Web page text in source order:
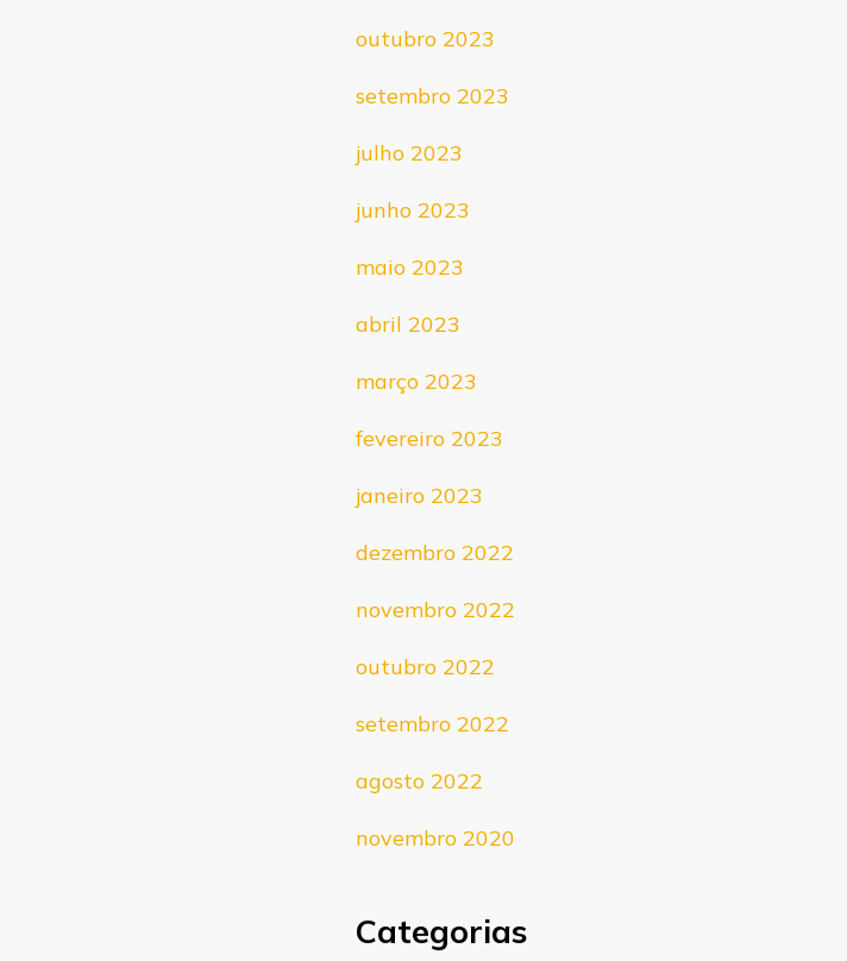
outubro 2023
setembro 2023
julho 2023
junho 2023
maio 2023
abril 2023
março 2023
fevereiro 2023
janeiro 2023
dezembro 2022
novembro 2022
outubro 2022
setembro 2022
agosto 2022
novembro 2020
Categorias